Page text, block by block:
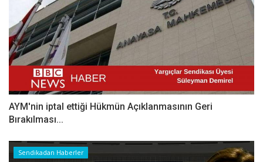
AYM'nin iptal ettiği Hükmün Açıklanmasının Geri
Bırakılması...
Sendikadan Haberler